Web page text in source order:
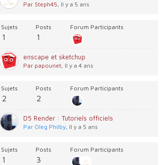
Par Steph45, Il y a 5 ans
Sujets
1
Posts
1
Forum Participants
enscape et sketchup
Par papounet, Il y a 4 ans
Sujets
2
Posts
2
Forum Participants
D5 Render : Tutoriels officiels
Par Oleg Philby, Il y a 5 ans
Sujets
1
Posts
3
Forum Participants